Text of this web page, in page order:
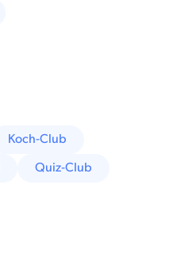
Koch-Club
Quiz-Club